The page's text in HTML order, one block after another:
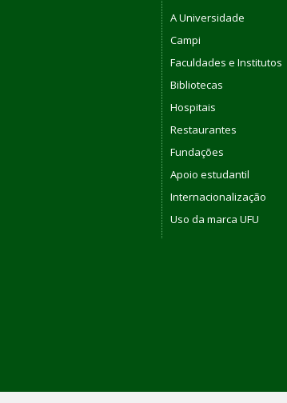
A Universidade
Campi
Faculdades e Institutos
Bibliotecas
Hospitais
Restaurantes
Fundações
Apoio estudantil
Internacionalização
Uso da marca UFU